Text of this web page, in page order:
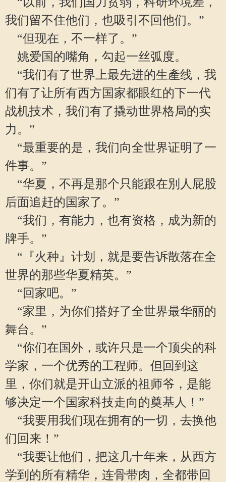
我们留不住他们，也吸引不回他们。”
“但现在，不一样了。”
姚爱国的嘴角，勾起一丝弧度。
“我们有了世界上最先进的生產线，我
们有了让所有西方国家都眼红的下一代
战机技术，我们有了撬动世界格局的实
力。”
“最重要的是，我们向全世界证明了一
件事。”
“华夏，不再是那个只能跟在別人屁股
后面追赶的国家了。”
“我们，有能力，也有资格，成为新的
牌手。”
“『火种』计划，就是要告诉散落在全
世界的那些华夏精英。”
“回家吧。”
“家里，为你们搭好了全世界最华丽的
舞台。”
“你们在国外，或许只是一个顶尖的科
学家，一个优秀的工程师。但回到这
里，你们就是开山立派的祖师爷，是能
够决定一个国家科技走向的奠基人！”
“我要用我们现在拥有的一切，去换他
们回来！”
“我要让他们，把这几十年来，从西方
学到的所有精华，连骨带肉，全都带回